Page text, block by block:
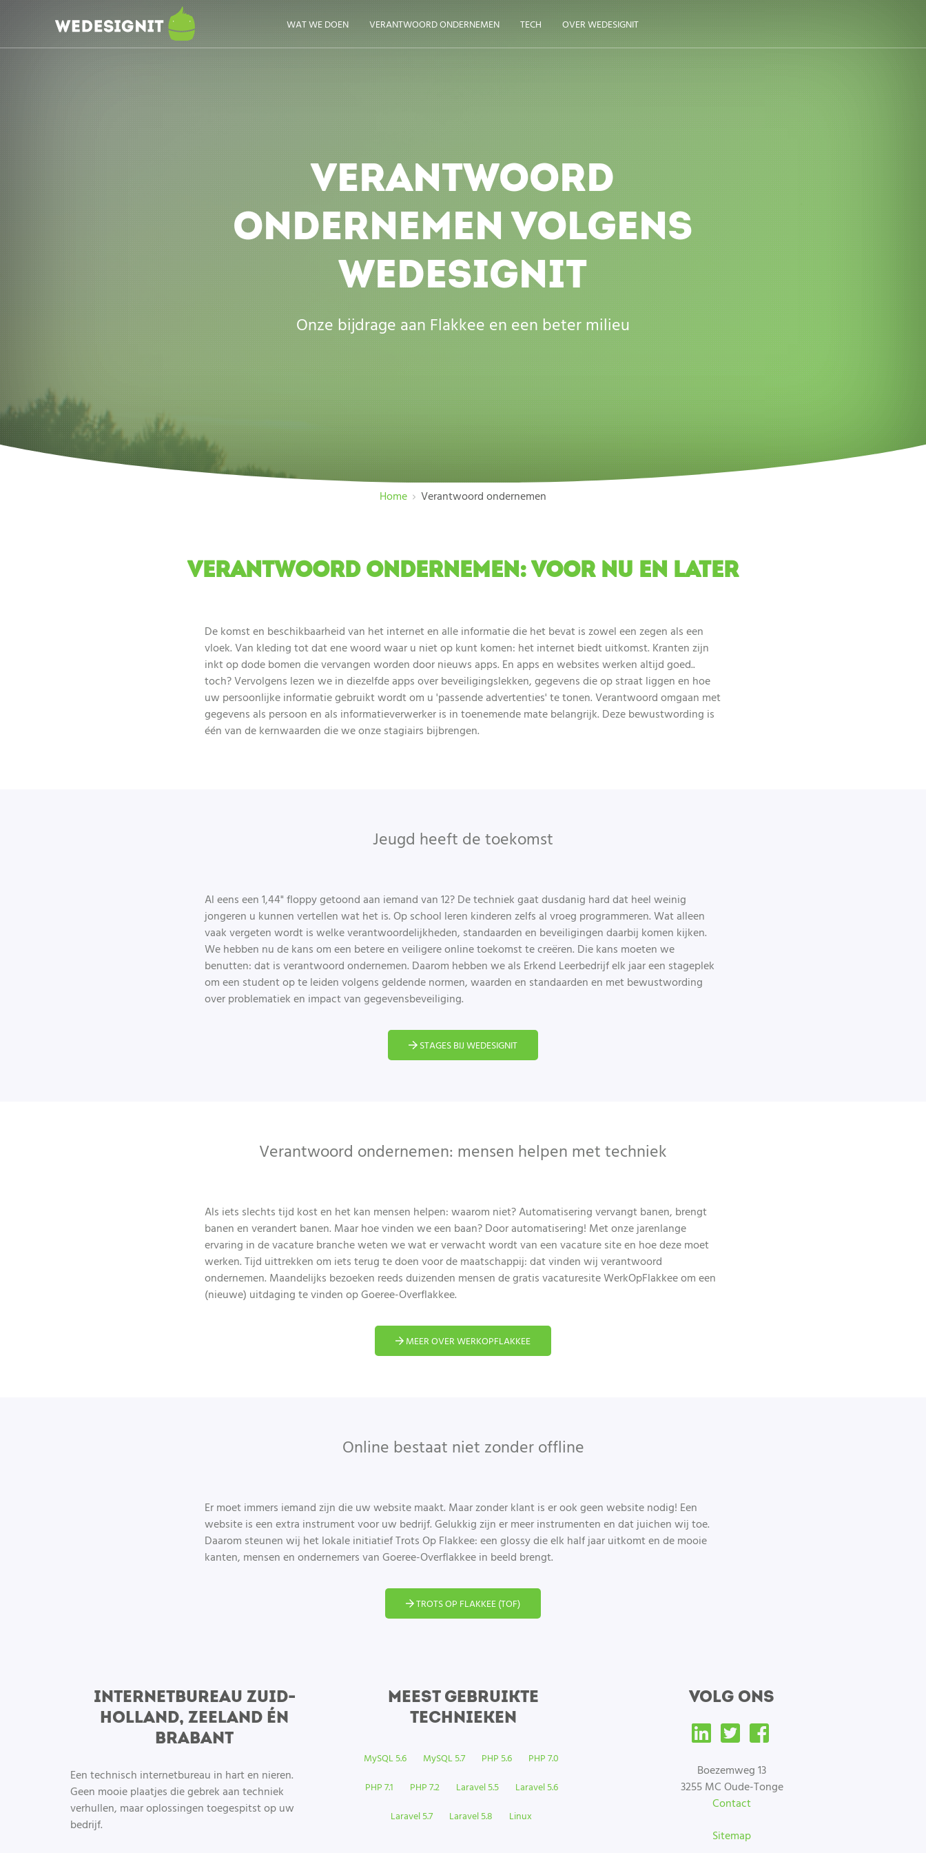
WAT WE DOEN VERANTWOORD ONDERNEMEN TECH OVER WEDESIGNIT
VERANTWOORD
ONDERNEMEN VOLGENS
WEDESIGNIT
Onze bijdrage aan Flakkee en een beter milieu
Home Verantwoord ondernemen
VERANTWOORD ONDERNEMEN: VOOR NU EN LATER
De komst en beschikbaarheid van het internet en alle informatie die het bevat is zowel een zegen als een
vloek. Van kleding tot dat ene woord waar u niet op kunt komen: het internet biedt uitkomst. Kranten zijn
inkt op dode bomen die vervangen worden door nieuws apps. En apps en websites werken altijd goed..
toch? Vervolgens lezen we in diezelfde apps over beveiligingslekken, gegevens die op straat liggen en hoe
uw persoonlijke informatie gebruikt wordt om u 'passende advertenties' te tonen. Verantwoord omgaan met
gegevens als persoon en als informatieverwerker is in toenemende mate belangrijk. Deze bewustwording is
één van de kernwaarden die we onze stagiairs bijbrengen.
Jeugd heeft de toekomst
Al eens een 1,44" floppy getoond aan iemand van 12? De techniek gaat dusdanig hard dat heel weinig
jongeren u kunnen vertellen wat het is. Op school leren kinderen zelfs al vroeg programmeren. Wat alleen
vaak vergeten wordt is welke verantwoordelijkheden, standaarden en beveiligingen daarbij komen kijken.
We hebben nu de kans om een betere en veiligere online toekomst te creëren. Die kans moeten we
benutten: dat is verantwoord ondernemen. Daarom hebben we als Erkend Leerbedrijf elk jaar een stageplek
om een student op te leiden volgens geldende normen, waarden en standaarden en met bewustwording
over problematiek en impact van gegevensbeveiliging.
STAGES BIJ WEDESIGNIT
Verantwoord ondernemen: mensen helpen met techniek
Als iets slechts tijd kost en het kan mensen helpen: waarom niet? Automatisering vervangt banen, brengt
banen en verandert banen. Maar hoe vinden we een baan? Door automatisering! Met onze jarenlange
ervaring in de vacature branche weten we wat er verwacht wordt van een vacature site en hoe deze moet
werken. Tijd uittrekken om iets terug te doen voor de maatschappij: dat vinden wij verantwoord
ondernemen. Maandelijks bezoeken reeds duizenden mensen de gratis vacaturesite WerkOpFlakkee om een
(nieuwe) uitdaging te vinden op Goeree-Overflakkee.
MEER OVER WERKOPFLAKKEE
​Online bestaat niet zonder offline
Er moet immers iemand zijn die uw website maakt. Maar zonder klant is er ook geen website nodig! Een
website is een extra instrument voor uw bedrijf. Gelukkig zijn er meer instrumenten en dat juichen wij toe.
Daarom steunen wij het lokale initiatief Trots Op Flakkee: een glossy die elk half jaar uitkomt en de mooie
kanten, mensen en ondernemers van Goeree-Overflakkee in beeld brengt.
TROTS OP FLAKKEE (TOF)
INTERNETBUREAU ZUID-
HOLLAND, ZEELAND ÉN
BRABANT
Een technisch internetbureau in hart en nieren.
Geen mooie plaatjes die gebrek aan techniek
verhullen, maar oplossingen toegespitst op uw
bedrijf.
MEEST GEBRUIKTE
TECHNIEKEN
MySQL 5.6 MySQL 5.7 PHP 5.6
PHP 7.0
PHP 7.1
PHP 7.2 Laravel 5.5
Laravel 5.6
Laravel 5.7
Laravel 5.8 Linux
VOLG ONS
Boezemweg 13
3255 MC Oude-Tonge
Contact
Sitemap